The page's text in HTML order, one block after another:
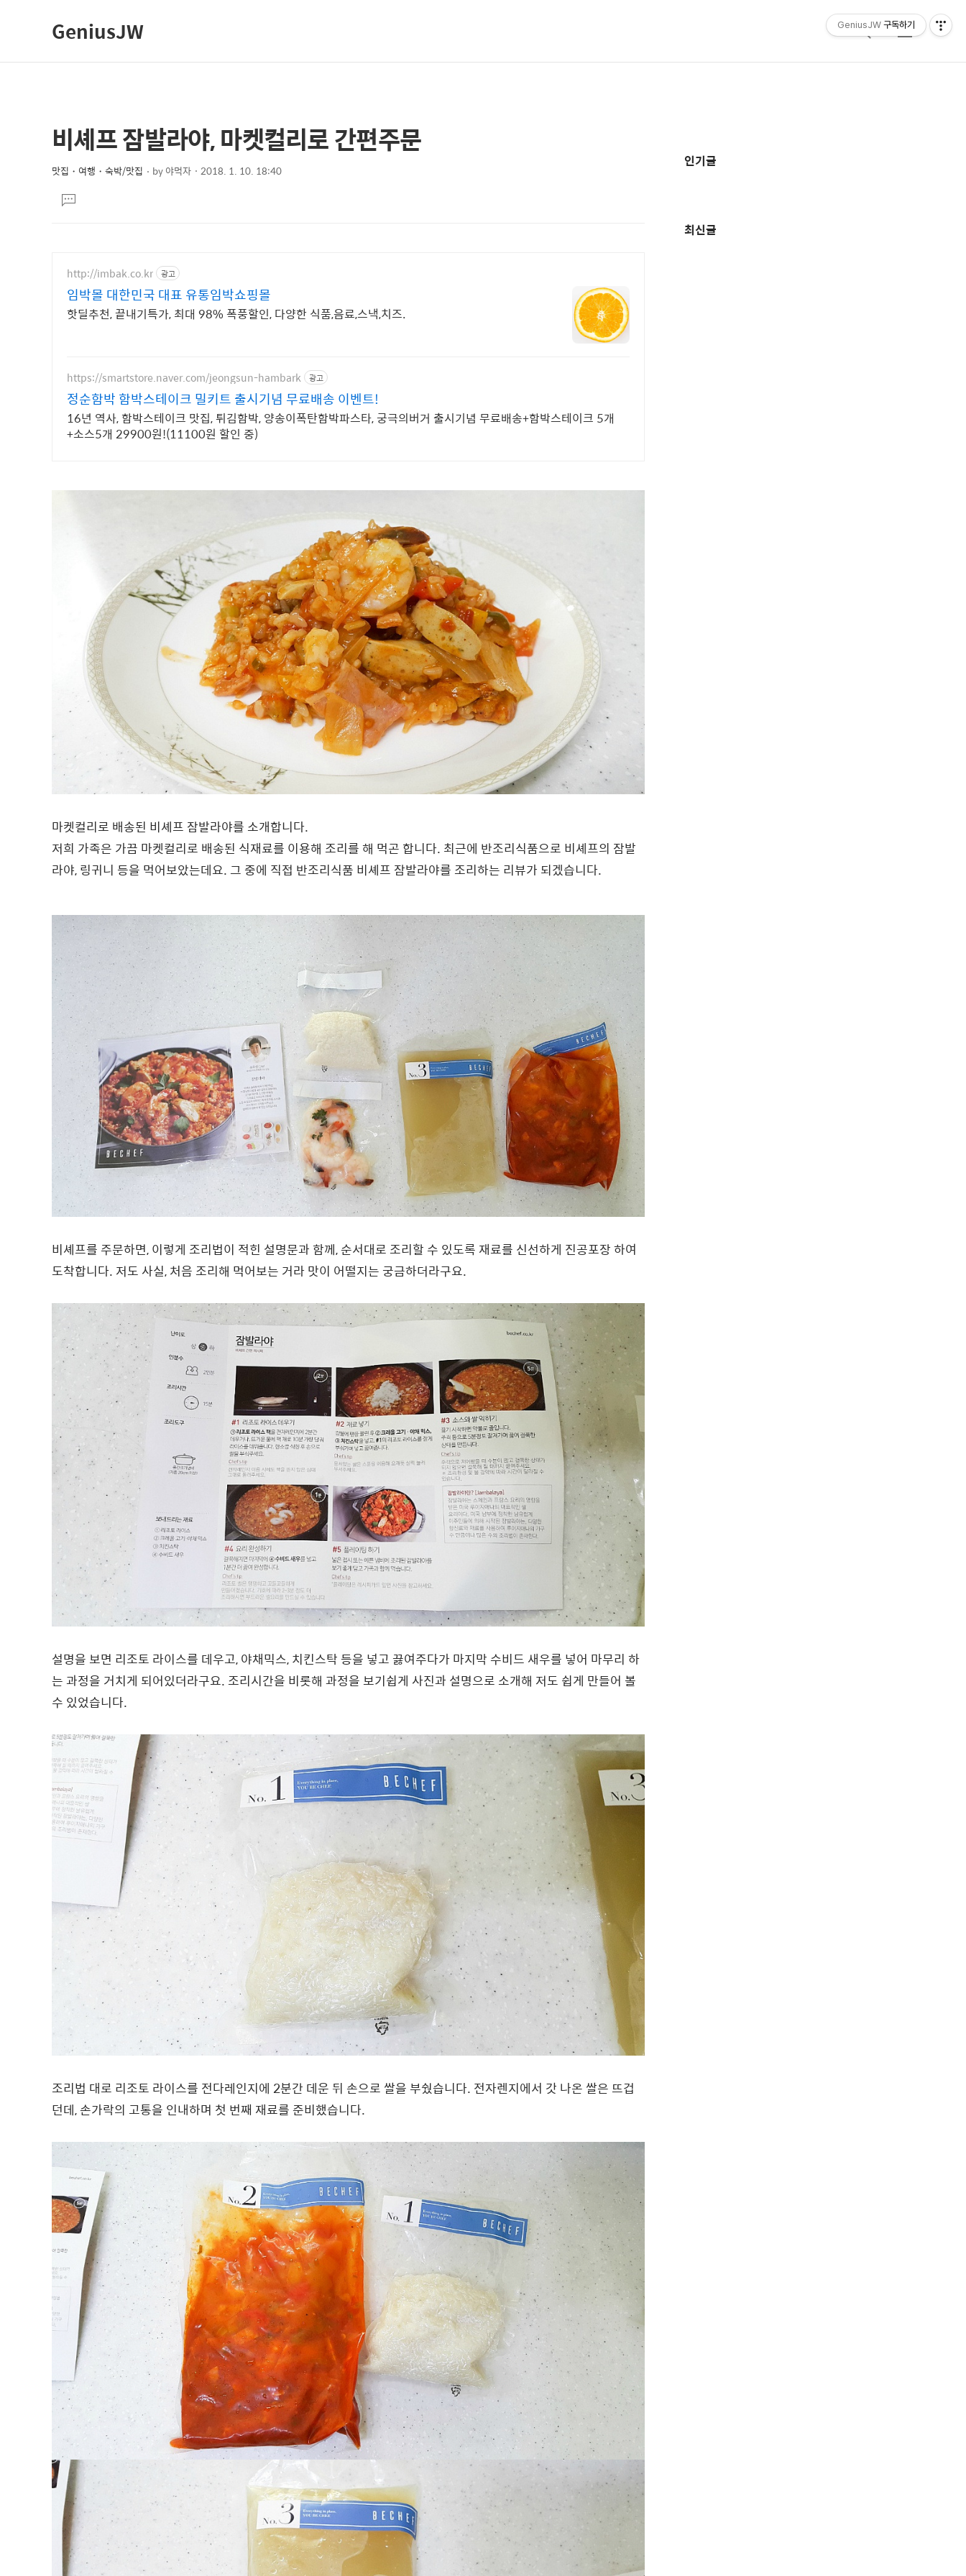
GeniusJW
검
메
상
컨
텐
본
문
제
비셰프 잠발라야, 마켓컬리로 간편주문
맛집・여행・숙박/맛집 by야먹자 2018. 1. 10. 18:40
문댓
글
http://imbak.co.kr 광고
임박몰 대한민국 대표 유통임박쇼핑몰
핫딜추천, 끝내기특가, 최대 98% 폭풍할인, 다양한 식품,음료,스낵,치즈.
https://smartstore.naver.com/jeongsun-hambark 광고
정순함박 함박스테이크 밀키트 출시기념 무료배송 이벤트!
16년 역사, 함박스테이크 맛집, 튀김함박, 양송이폭탄함박파스타, 궁극의버거 출시기념 무료배송+함박스테이크 5개
+소스5개 29900원!(11100원 할인 중)
마켓컬리로 배송된 비셰프 잠발라야를 소개합니다.
저희 가족은 가끔 마켓컬리로 배송된 식재료를 이용해 조리를 해 먹곤 합니다. 최근에 반조리식품으로 비셰프의 잠발
라야, 링귀니 등을 먹어보았는데요. 그 중에 직접 반조리식품 비셰프 잠발라야를 조리하는 리뷰가 되겠습니다.
비셰프를 주문하면, 이렇게 조리법이 적힌 설명문과 함께, 순서대로 조리할 수 있도록 재료를 신선하게 진공포장 하여
도착합니다. 저도 사실, 처음 조리해 먹어보는 거라 맛이 어떨지는 궁금하더라구요.
설명을 보면 리조토 라이스를 데우고, 야채믹스, 치킨스탁 등을 넣고 끓여주다가 마지막 수비드 새우를 넣어 마무리 하
는 과정을 거치게 되어있더라구요. 조리시간을 비롯해 과정을 보기쉽게 사진과 설명으로 소개해 저도 쉽게 만들어 볼
수 있었습니다.
조리법 대로 리조토 라이스를 전다레인지에 2분간 데운 뒤 손으로 쌀을 부쉈습니다. 전자렌지에서 갓 나온 쌀은 뜨겁
던데, 손가락의 고통을 인내하며 첫 번째 재료를 준비했습니다.
가
인기글
최신글
GeniusJW 구독하기